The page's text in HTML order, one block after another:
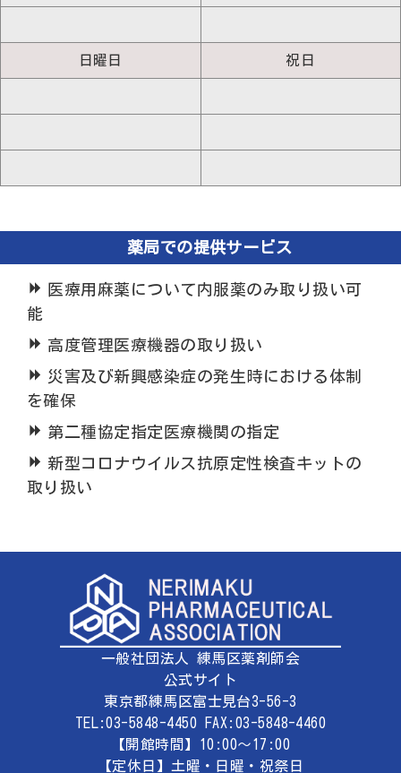
日曜日 祝日
薬局での提供サービス
医療用麻薬について内服薬のみ取り扱い可
能
高度管理医療機器の取り扱い
災害及び新興感染症の発生時における体制
を確保
第二種協定指定医療機関の指定
新型コロナウイルス抗原定性検査キットの
取り扱い
一般社団法人 練馬区薬剤師会
公式サイト
東京都練馬区富士見台3-56-3
TEL:03-5848-4450 FAX:03-5848-4460
【開館時間】10:00～17:00
【定休日】土曜・日曜・祝祭日